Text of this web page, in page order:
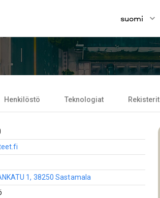
suomi
Henkilöstö Teknologiat Rekisterit
1, 38250 Sastamala